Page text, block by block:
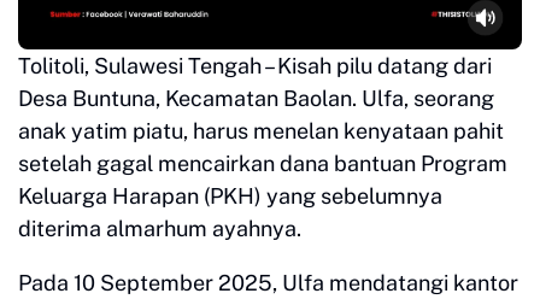
Tolitoli, Sulawesi Tengah – Kisah pilu datang dari
Desa Buntuna, Kecamatan Baolan. Ulfa, seorang
anak yatim piatu, harus menelan kenyataan pahit
setelah gagal mencairkan dana bantuan Program
Keluarga Harapan (PKH) yang sebelumnya
diterima almarhum ayahnya.
Pada 10 September 2025, Ulfa mendatangi kantor